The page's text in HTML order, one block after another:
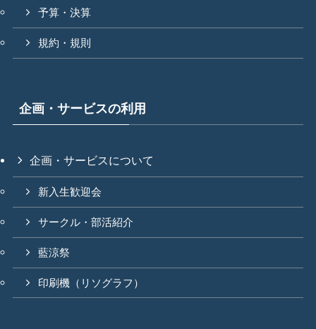
予算・決算
規約・規則
企画・サービスの利用
企画・サービスについて
新入生歓迎会
サークル・部活紹介
藍涼祭
印刷機（リソグラフ）